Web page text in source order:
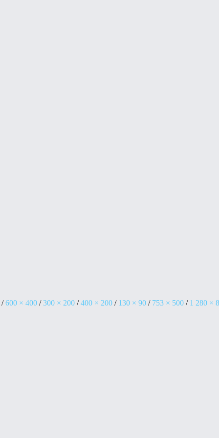
/ 600 × 400 / 300 × 200 / 400 × 200 / 130 × 90 / 753 × 500 / 1 280 ×